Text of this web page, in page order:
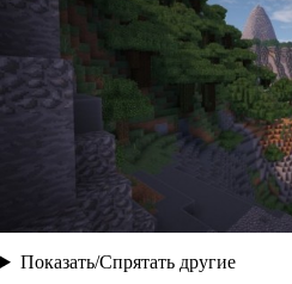
Показать/Спрятать другие